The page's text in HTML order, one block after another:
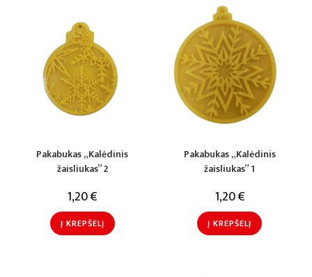
Pakabukas „Kalėdinis
žaisliukas” 2
1,20€
Į KREPŠELĮ
Pakabukas „Kalėdinis
žaisliukas” 1
1,20€
Į KREPŠELĮ